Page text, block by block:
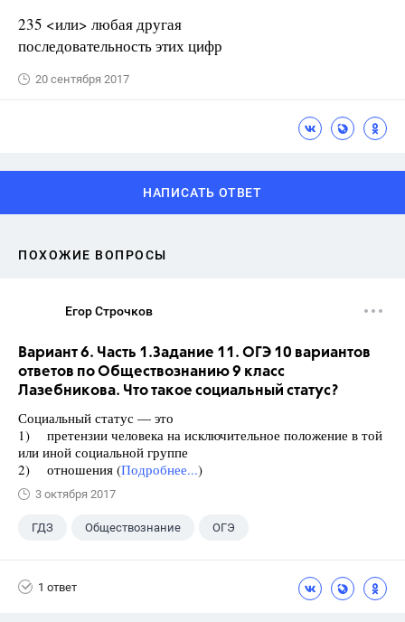
235 <или> любая другая
последовательность этих цифр
20 сентября 2017
НАПИСАТЬ ОТВЕТ
ПОХОЖИЕ ВОПРОСЫ
Егор Строчков
Вариант 6. Часть 1.Задание 11. ОГЭ 10 вариантов
ответов по Обществознанию 9 класс
Лазебникова. Что такое социальный статус?
Социальный статус — это
1) претензии человека на исключительное положение в той
или иной социальной группе
2) отношения (Подробнее...)
3 октября 2017
ГДЗ Обществознание ОГЭ
1 ответ